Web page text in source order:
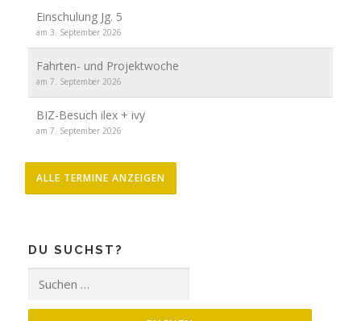
Einschulung Jg. 5
am 3. September 2026
Fahrten- und Projektwoche
am 7. September 2026
BIZ-Besuch ilex + ivy
am 7. September 2026
ALLE TERMINE ANZEIGEN
DU SUCHST?
nach: